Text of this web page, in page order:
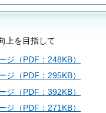
上を目指して
ジ（PDF：248KB）
ジ（PDF：295KB）
ジ（PDF：392KB）
ジ（PDF：271KB）